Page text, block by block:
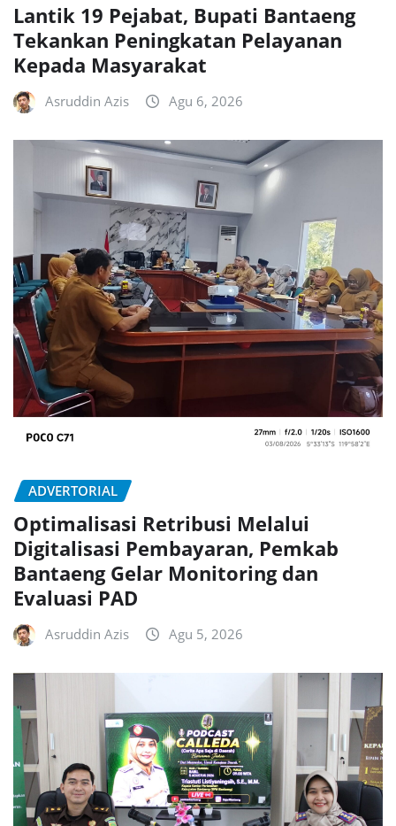
Lantik 19 Pejabat, Bupati Bantaeng
Tekankan Peningkatan Pelayanan
Kepada Masyarakat
Asruddin Azis Agu 6, 2026
ADVERTORIAL
Optimalisasi Retribusi Melalui
Digitalisasi Pembayaran, Pemkab
Bantaeng Gelar Monitoring dan
Evaluasi PAD
Asruddin Azis Agu 5, 2026